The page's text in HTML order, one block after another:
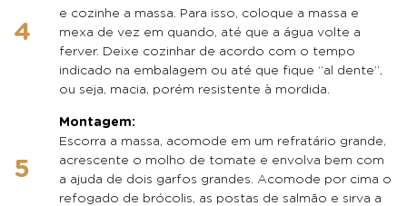
e cozinhe a massa. Para isso, coloque a massa e
mexa de vez em quando, até que a água volte a
ferver. Deixe cozinhar de acordo com o tempo
indicado na embalagem ou até que fique “al dente”,
ou seja, macia, porém resistente à mordida.
Montagem:
Escorra a massa, acomode em um refratário grande,
acrescente o molho de tomate e envolva bem com
a ajuda de dois garfos grandes. Acomode por cima o
refogado de brócolis, as postas de salmão e sirva a